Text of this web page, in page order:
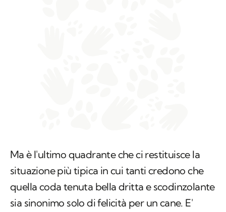
Ma è l'ultimo quadrante che ci restituisce la
situazione più tipica in cui tanti credono che
quella coda tenuta bella dritta e scodinzolante
sia sinonimo solo di felicità per un cane. E'